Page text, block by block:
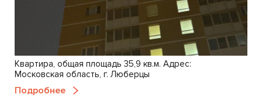
Квартира, общая площадь 35,9 кв.м. Адрес:
Московская область, г. Люберцы
Подробнее